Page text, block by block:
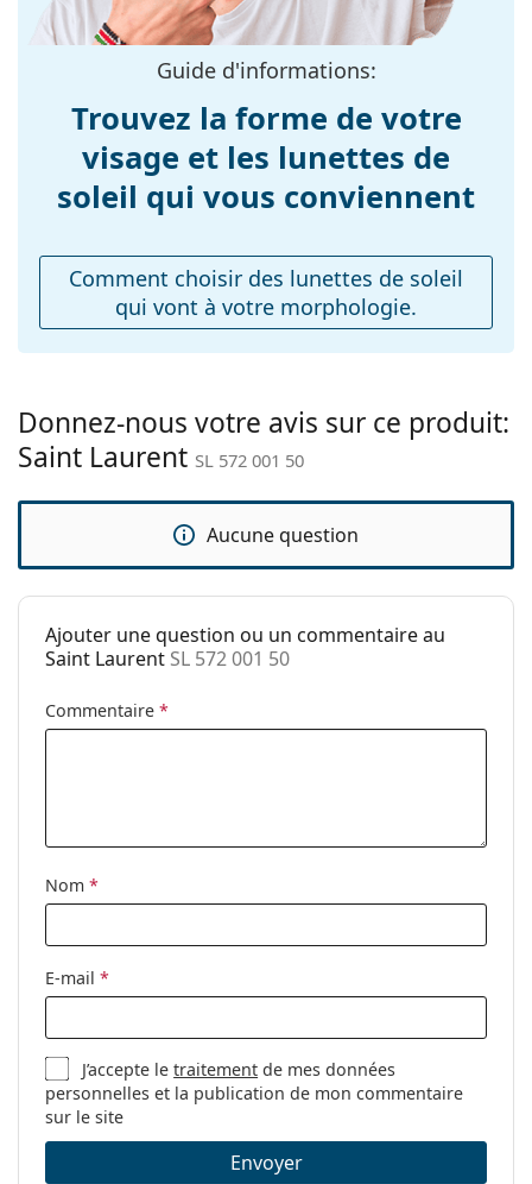
139 mm
branches:
145 mm
Largeur du pont:
22 mm
Poids:
125 g
ajustables:
ressort:
Non
Étui:
Oui
Tissu de
Oui
Catégorie:
Lunettes de soleil
Marque:
Saint Laurent
Code:
Guide d'informations:
Trouvez la forme de votre
visage et les lunettes de
soleil qui vous conviennent
Comment choisir des lunettes de soleil
qui vont à votre morphologie.
Donnez-nous votre avis sur ce produit:
Saint Laurent SL 572 001 50
Aucune question
Ajouter une question ou un commentaire au
Saint Laurent SL 572 001 50
Commentaire *
Nom *
E-mail *
J’accepte letraitement de mes données
personnelles et la publication de mon commentaire
sur le site
Envoyer